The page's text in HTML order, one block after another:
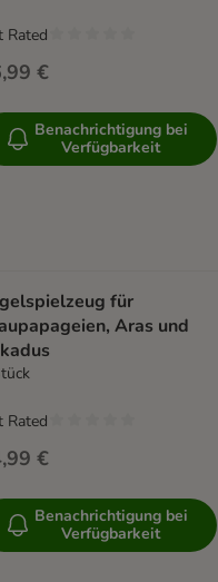
€
Rated
Benachrichtigung bei
Verfügbarkeit
für
Aras und
€
Rated
Benachrichtigung bei
Verfügbarkeit